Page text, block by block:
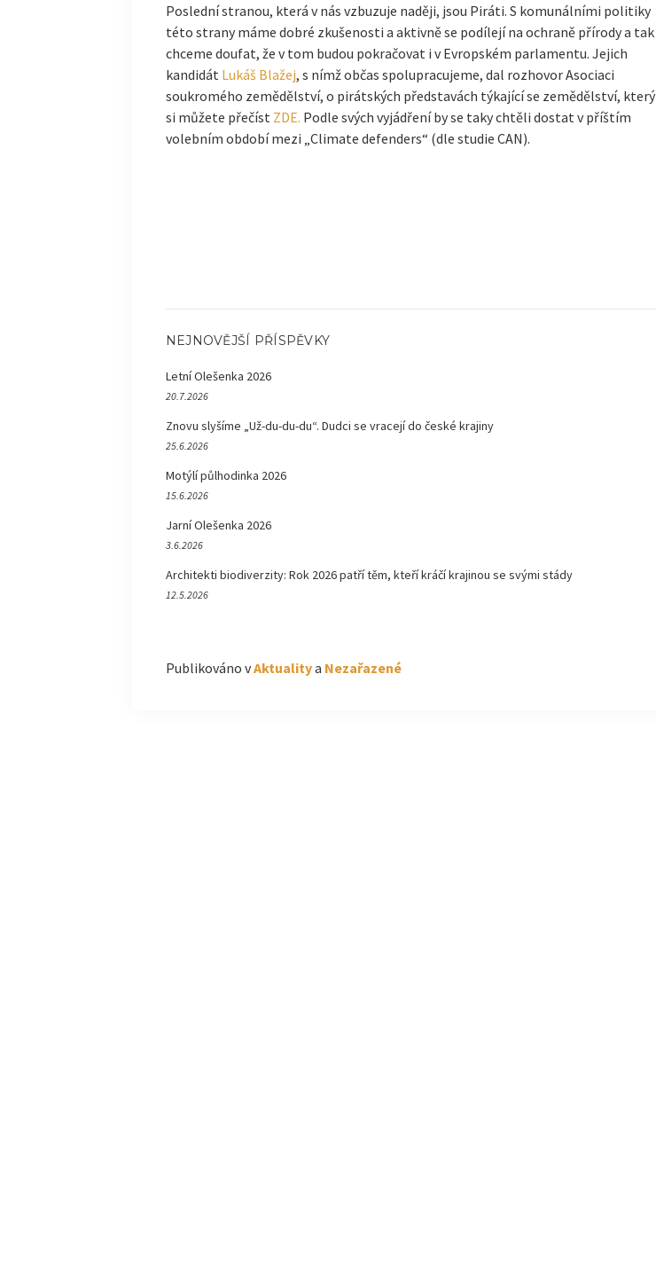
Poslední stranou, která v nás vzbuzuje naději, jsou Piráti. S komunálními politiky
této strany máme dobré zkušenosti a aktivně se podílejí na ochraně přírody a tak
chceme doufat, že v tom budou pokračovat i v Evropském parlamentu. Jejich
kandidát Lukáš Blažej, s nímž občas spolupracujeme, dal rozhovor Asociaci
soukromého zemědělství, o pirátských představách týkající se zemědělství, který
si můžete přečíst ZDE. Podle svých vyjádření by se taky chtěli dostat v příštím
volebním období mezi „Climate defenders“ (dle studie CAN).
NEJNOVĚJŠÍ PŘÍSPĚVKY
Letní Olešenka 2026
20.7.2026
Znovu slyšíme „Už-du-du-du“. Dudci se vracejí do české krajiny
25.6.2026
Motýlí půlhodinka 2026
15.6.2026
Jarní Olešenka 2026
3.6.2026
Architekti biodiverzity: Rok 2026 patří těm, kteří kráčí krajinou se svými stády
12.5.2026
Publikováno vAktualitya Nezařazené